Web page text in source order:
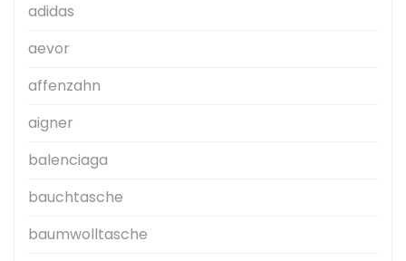
adidas
aevor
affenzahn
aigner
balenciaga
bauchtasche
baumwolltasche